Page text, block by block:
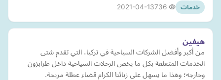
خدمات 2021-04-13
هيفين
من أكبر وأفضل الشركات السياحية في تركيا، التي تقدم شتى
الخدمات المتعلقة بكل ما يخص الرحلات السياحية داخل طرابزون
وخارجه؛ وهذا ما يسهل على زبائنا الكرام قضاء عطلة مريحة.